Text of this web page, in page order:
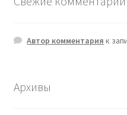
Автор комментария к
Архивы